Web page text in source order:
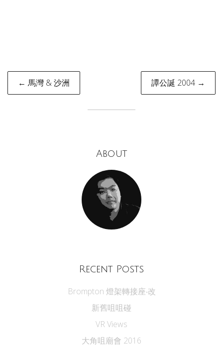
Post
navigation
← 馬灣 & 沙洲 譚公誕 2004 →
About
Recent Posts
Brompton 燈架轉接座‧改
新舊咀咀碰
VR Views
大角咀廟會 2016